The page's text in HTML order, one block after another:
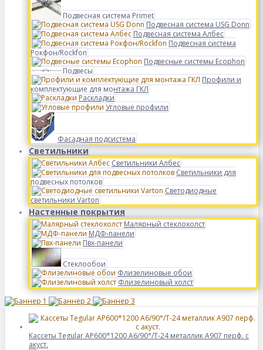
Подвесная система Primet
Подвесная система USG Donn
Подвесная система Албес
Подвесная система
Рокфон/Rockfon
Подвесные системы Ecophon
Подвесы
Профили и
комплектующие для монтажа ГКЛ
Раскладки
Угловые профили
Фасадная подсистема
Светильники
Светильники Албес
Светильники для
подвесных потолков
Светодиодные
светильники Varton
Настенные покрытия
Малярный стеклохолст
МДФ-панели
Пвх-панели
Стеклообои
Флизелиновые обои
Флизелиновый холст
Кассеты Tegular AP600*1200 A6/90°/Т-24 металлик А907 перф. с
акуст.